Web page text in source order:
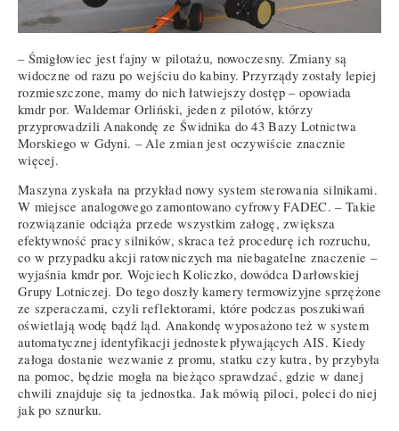
– Śmigłowiec jest fajny w pilotażu, nowoczesny. Zmiany są
widoczne od razu po wejściu do kabiny. Przyrządy zostały lepiej
rozmieszczone, mamy do nich łatwiejszy dostęp – opowiada
kmdr por. Waldemar Orliński, jeden z pilotów, którzy
przyprowadzili Anakondę ze Świdnika do 43 Bazy Lotnictwa
Morskiego w Gdyni. – Ale zmian jest oczywiście znacznie
więcej.
Maszyna zyskała na przykład nowy system sterowania silnikami.
W miejsce analogowego zamontowano cyfrowy FADEC. – Takie
rozwiązanie odciąża przede wszystkim załogę, zwiększa
efektywność pracy silników, skraca też procedurę ich rozruchu,
co w przypadku akcji ratowniczych ma niebagatelne znaczenie –
wyjaśnia kmdr por. Wojciech Koliczko, dowódca Darłowskiej
Grupy Lotniczej. Do tego doszły kamery termowizyjne sprzężone
ze szperaczami, czyli reflektorami, które podczas poszukiwań
oświetlają wodę bądź ląd. Anakondę wyposażono też w system
automatycznej identyfikacji jednostek pływających AIS. Kiedy
załoga dostanie wezwanie z promu, statku czy kutra, by przybyła
na pomoc, będzie mogła na bieżąco sprawdzać, gdzie w danej
chwili znajduje się ta jednostka. Jak mówią piloci, poleci do niej
jak po sznurku.